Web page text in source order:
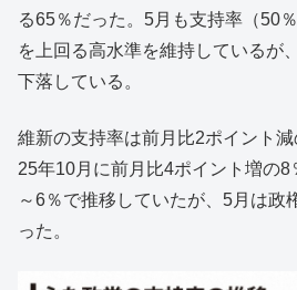
る65％だった。5月も支持率（50
を上回る高水準を維持しているが
下落している。
維新の支持率は前月比2ポイント
25年10月に前月比4ポイント増の
～6％で推移していたが、5月は政
った。